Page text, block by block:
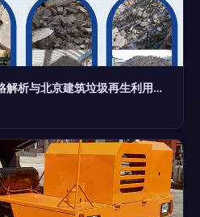
移动破碎站 渣土粉碎机价格解析与北京建筑垃圾再生利用新路径